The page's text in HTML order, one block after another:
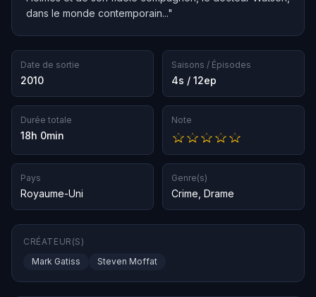
dans le monde contemporain..."
Date de sortie
2010
Saisons / Épisodes
4s / 12ep
Durée totale
18h 0min
Note
Pays
Royaume-Uni
Genre(s)
Crime Drame
CRÉATEUR(S)
Mark Gatiss
Steven Moffat